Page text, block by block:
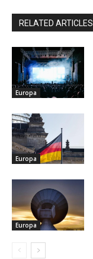
RELATED ARTICLES
Europa
Europa
Europa